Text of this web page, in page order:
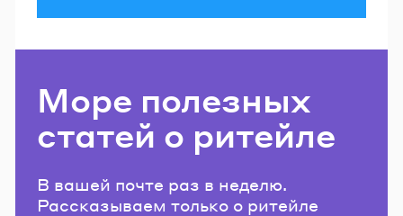
Море полезных
статей о ритейле
В вашей почте раз в неделю.
Рассказываем только о ритейле